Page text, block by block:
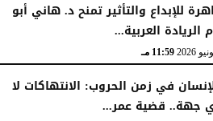
للإبداع والتأثير تمنح د. هاني أبو
العربية...
11:59 مـ
في زمن الحروب: الانتهاكات لا
جهة.. قضية عمر...